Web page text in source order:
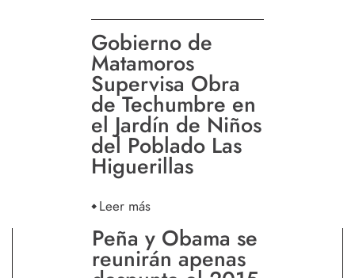
Gobierno de
Matamoros
Supervisa Obra
de Techumbre en
el Jardín de Niños
del Poblado Las
Higuerillas
Leer más
Peña y Obama se
reunirán apenas